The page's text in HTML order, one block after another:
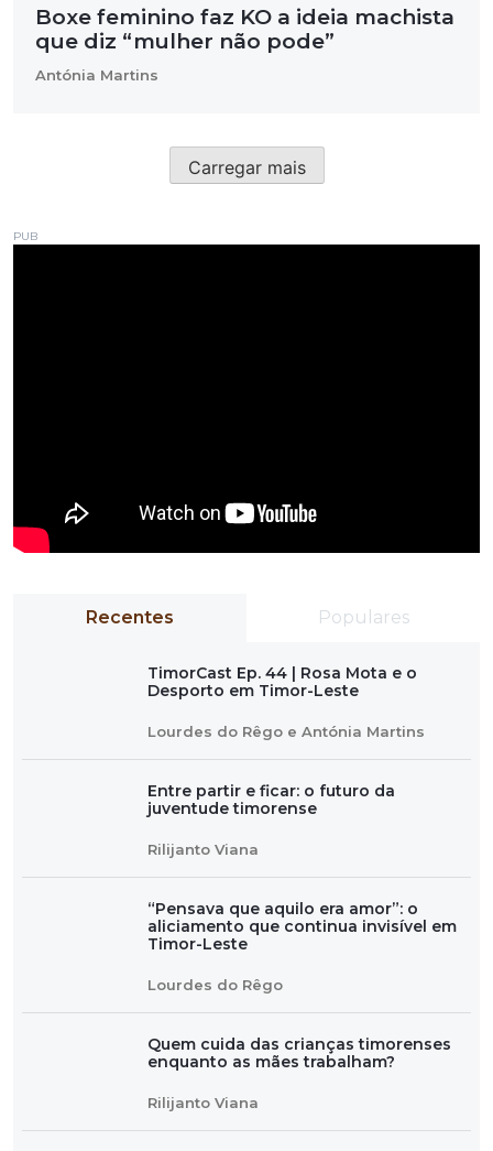
Boxe feminino faz KO a ideia machista
que diz “mulher não pode”
Antónia Martins
Carregar mais
PUB
Recentes Populares
TimorCast Ep. 44 | Rosa Mota e o
Desporto em Timor-Leste
Lourdes do Rêgo e Antónia Martins
Entre partir e ficar: o futuro da
juventude timorense
Rilijanto Viana
“Pensava que aquilo era amor”: o
aliciamento que continua invisível em
Timor-Leste
Lourdes do Rêgo
Quem cuida das crianças timorenses
enquanto as mães trabalham?
Rilijanto Viana